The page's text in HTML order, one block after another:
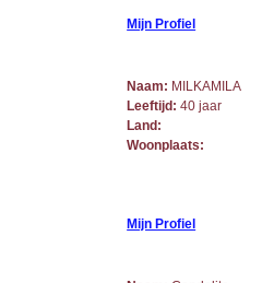
Mijn Profiel
Naam: MILKAMILA
Leeftijd: 40 jaar
Land:
Woonplaats:
Mijn Profiel